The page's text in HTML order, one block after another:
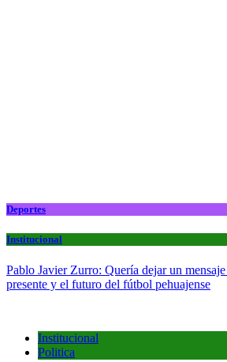
Deportes
Institucional
Pablo Javier Zurro: Quería dejar un
presente y el futuro del fútbol pehuajense
Institucional
Politica